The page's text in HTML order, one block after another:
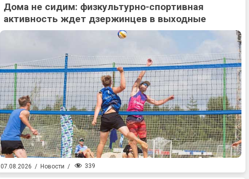
Дома не сидим: физкультурно-спортивная
активность ждет дзержинцев в выходные
07.08.2026 / Новости / 339